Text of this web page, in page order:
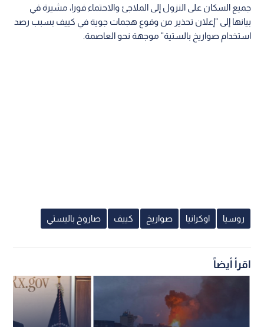
جميع السكان على النزول إلى الملاجئ والاحتماء فورا، مشيرة في
بيانها إلى "إعلان تحذير من وقوع هجمات جوية في كييف بسبب رصد
استخدام صواريخ بالستية" موجهة نحو العاصمة.
روسيا اوكرانيا صواريخ كييف صاروخ باليستي
اقرأ أيضاً